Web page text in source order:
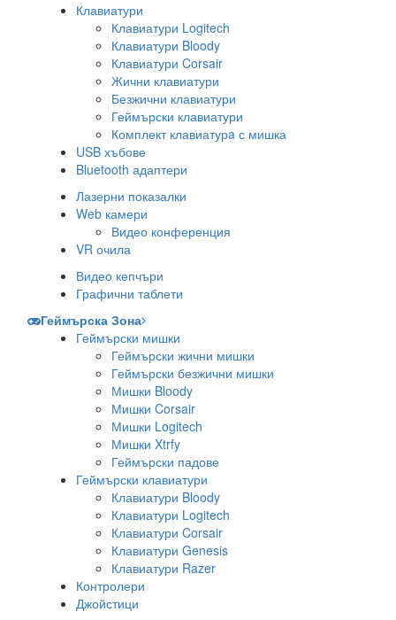
Клавиатури
Клавиатури Logitech
Клавиатури Bloody
Клавиатури Corsair
Жични клавиатури
Безжични клавиатури
Геймърски клавиатури
Комплект клавиатурa с мишка
USB хъбове
Bluetooth адаптери
Лазерни показалки
Web камери
Видео конференция
VR очила
Видео кепчъри
Графични таблети
Геймърска Зона
Геймърски мишки
Геймърски жични мишки
Геймърски безжични мишки
Мишки Bloody
Мишки Corsair
Мишки Logitech
Мишки Xtrfy
Геймърски падове
Геймърски клавиатури
Клавиатури Bloody
Клавиатури Logitech
Клавиатури Corsair
Клавиатури Genesis
Клавиатури Razer
Контролери
Джойстици